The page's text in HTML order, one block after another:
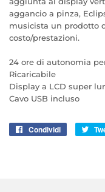
aggancio a pinza,
musicista un prodotto
costo/prestazioni.
24 ore di autonomia
Ricaricabile
Display a LCD super
Cavo USB incluso
Condividi
Condividi